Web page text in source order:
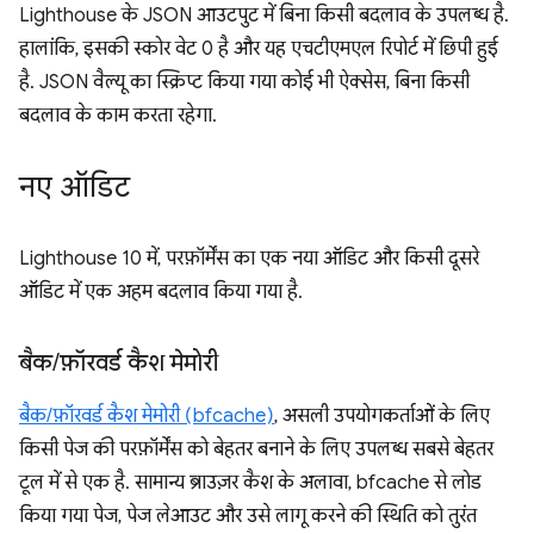
Lighthouse के JSON आउटपुट में बिना किसी बदलाव के उपलब्ध है.
हालांकि, इसकी स्कोर वेट 0 है और यह एचटीएमएल रिपोर्ट में छिपी हुई
है. JSON वैल्यू का स्क्रिप्ट किया गया कोई भी ऐक्सेस, बिना किसी
बदलाव के काम करता रहेगा.
नए ऑडिट
Lighthouse 10 में, परफ़ॉर्मेंस का एक नया ऑडिट और किसी दूसरे
ऑडिट में एक अहम बदलाव किया गया है.
बैक/फ़ॉरवर्ड कैश मेमोरी
बैक/फ़ॉरवर्ड कैश मेमोरी (bfcache), असली उपयोगकर्ताओं के लिए
किसी पेज की परफ़ॉर्मेंस को बेहतर बनाने के लिए उपलब्ध सबसे बेहतर
टूल में से एक है. सामान्य ब्राउज़र कैश के अलावा, bfcache से लोड
किया गया पेज, पेज लेआउट और उसे लागू करने की स्थिति को तुरंत